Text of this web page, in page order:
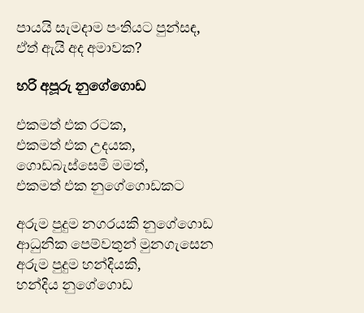
පායයි සැමදාම පංතියට පුන්සඳ,
ඒත් ඇයි අද අමාවක?
හරි අපූරු ‍නුගේගොඩ
එකමත් එක රටක,
එකමත් එක උදයක,
ගොඩබැස්සෙමි මමත්,
එකමත් එක නුගේගොඩකට
අරුම පුදුම නගරයකි නුගේගොඩ
ආධුනික පෙම්වතුන් මුනගැසෙන
අරුම පුදුම හන්දියකි,
හන්දිය නුගේගොඩ